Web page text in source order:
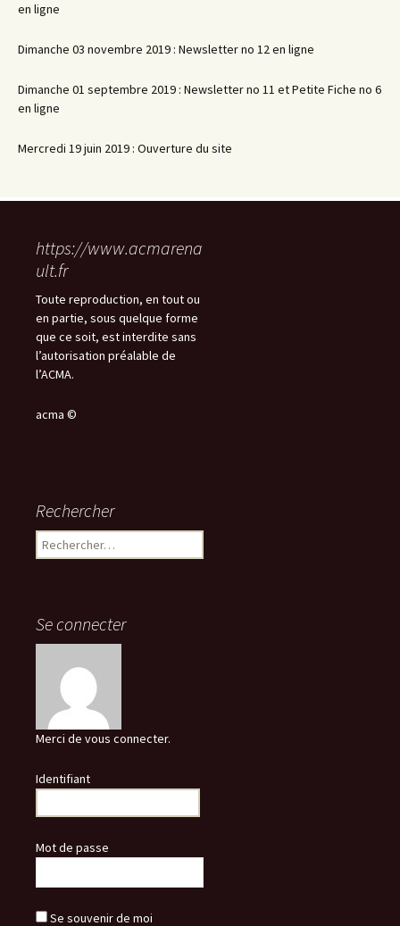
en ligne
Dimanche 03 novembre 2019 : Newsletter no 12 en ligne
Dimanche 01 septembre 2019 : Newsletter no 11 et Petite Fiche no 6
en ligne
Mercredi 19 juin 2019 : Ouverture du site
https://www.acmarena
ult.fr
Toute reproduction, en tout ou
en partie, sous quelque forme
que ce soit, est interdite sans
l’autorisation préalable de
l’ACMA.
acma ©
Rechercher
Rechercher :
Se connecter
Merci de vous connecter.
Identifiant
Mot de passe
Se souvenir de moi